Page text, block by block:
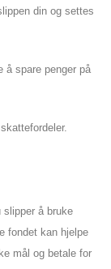
din og settes
å spare penger på
slipper å bruke
fondet kan hjelpe
mål og betale for